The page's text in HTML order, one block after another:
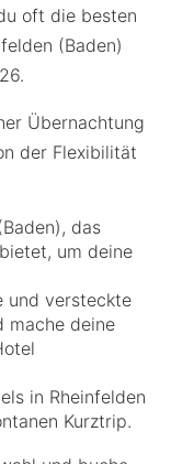
oft die besten
(Baden)
Übernachtung
der Flexibilität
das
um deine
und versteckte
mache deine
in Rheinfelden
Kurztrip.